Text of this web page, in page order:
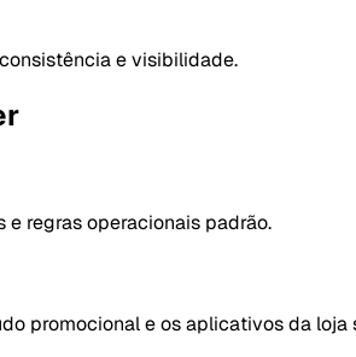
e visibilidade.
regras operacionais padrão.
promocional e os aplicativos da